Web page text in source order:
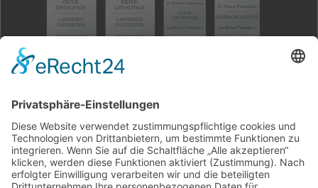
Paddenberg
– „zu den empfohlenen Ärzten in der Region Paderborn.
Dies ermittelte Focus-Gesundheit in Zusammenarbeit
mit der Hamburger Stiftung Gesundheit für die große
Studie ‚Deutschlands empfohlene Ärzte aus der
Region‘“. „Für die Studie wurden Informationen zu rund
240.000 ambulant tätigen Medizinern in ganz